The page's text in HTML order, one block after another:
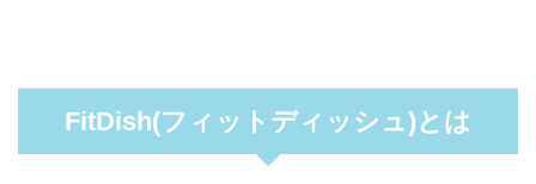
FitDish(フィットディッシュ)とは